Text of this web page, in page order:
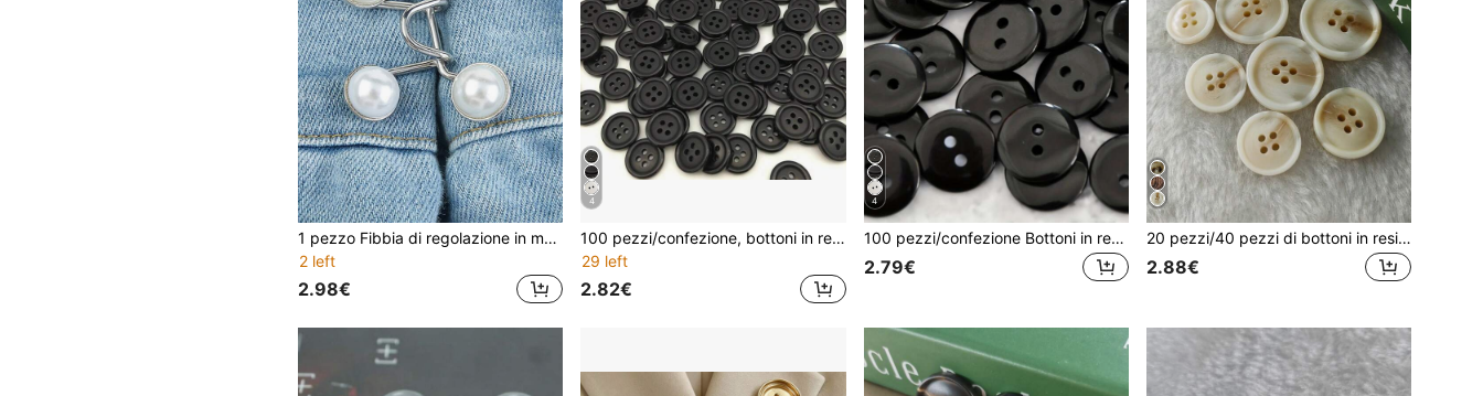
1 pezzo Fibbia di regolazione in metallo staccabile per cintura, adatta per stringere la vita dei jeans larghi
2 left
2.98€
4
100 pezzi/confezione, bottoni in resina a bordo sottile a 4 fori, adatti per camicie, tessuti per la casa, artigianato, accessori per cucire abbigliamento
29 left
2.82€
4
100 pezzi/confezione Bottoni in resina neri a 2 fori, bottoni da cucire bidirezionali, adatti per camicie, tessuti per la casa, artigianato, abbigliamento e accessori per cucire
2.79€
20 pezzi/40 pezzi di bottoni in resina floreale mista, stile finto corno di bue, adatti per cappotti di alta gamma, giacche, accessori di abbigliamento, forniture per cucire, disponibili in diverse misure, di qualità robusta
2.88€